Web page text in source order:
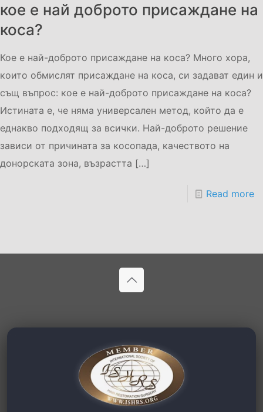
кое е най доброто присаждане на
коса?
Кое е най-доброто присаждане на коса? Много хора,
които обмислят присаждане на коса, си задават един и
същ въпрос: кое е най-доброто присаждане на коса?
Истината е, че няма универсален метод, който да е
еднакво подходящ за всички. Най-доброто решение
зависи от причината за косопада, качеството на
донорската зона, възрастта […]
Read more